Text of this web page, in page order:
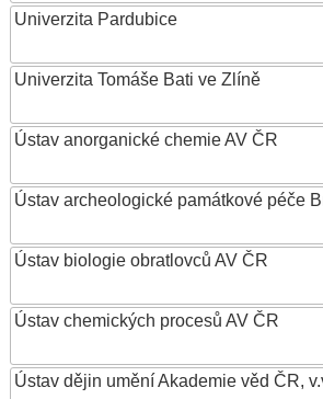
Univerzita Pardubice
Univerzita Tomáše Bati ve Zlíně
Ústav anorganické chemie AV ČR
Ústav archeologické památkové péče
Ústav biologie obratlovců AV ČR
Ústav chemických procesů AV ČR
Ústav dějin umění Akademie věd ČR,